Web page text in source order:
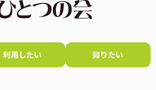
利用したい 知りたい